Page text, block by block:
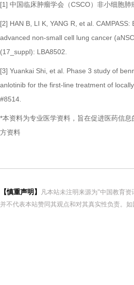
[1] 中国临床肿瘤学会（CSCO）非小细胞肺
[2] HAN B, LI K, YANG R, et al.
advanced non-small cell lung cancer
(17_suppl): LBA8502.
[3] Yuankai Shi, et al. Phase 3 study of
anlotinib for the first-line treatment of
#8514.
*本资料为专业医学资料，旨在促进医药信
方资料
【慎重声明】
凡本站未注明来源为"中国教育
并不代表本站赞同其观点和对其真实性负责。